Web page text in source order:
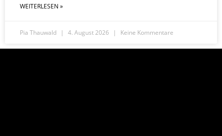
WEITERLESEN »
Pia Thauwald 4. August 2026 Keine Kommentare